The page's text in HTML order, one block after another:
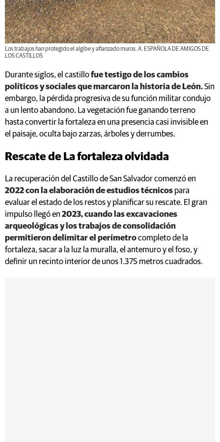
Los trabajos han protegido el algibe y afianzado muros. A. ESPAÑOLA DE AMIGOS DE
LOS CASTILLOS
Durante siglos, el castillofue testigo de los cambios
políticos y sociales que marcaron la historia de León.Sin
embargo, la pérdida progresiva de su función militar condujo
a un lento abandono. La vegetación fue ganando terreno
hasta convertir la fortaleza en una presencia casi invisible en
el paisaje, oculta bajo zarzas, árboles y derrumbes.
Rescate de La fortaleza olvidada
La recuperación del Castillo de San Salvador comenzó en
2022 con la elaboración de estudios técnicos para
evaluar el estado de los restos y planificar su rescate. El gran
impulso llegó en 2023, cuando las excavaciones
arqueológicas y los trabajos de consolidación
permitieron delimitar el perímetrocompleto de la
fortaleza, sacar a la luz la muralla, el antemuro y el foso, y
definir un recinto interior de unos 1.375 metros cuadrados.